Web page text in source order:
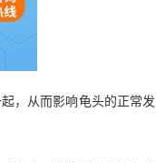
，从而影响龟头的正常发